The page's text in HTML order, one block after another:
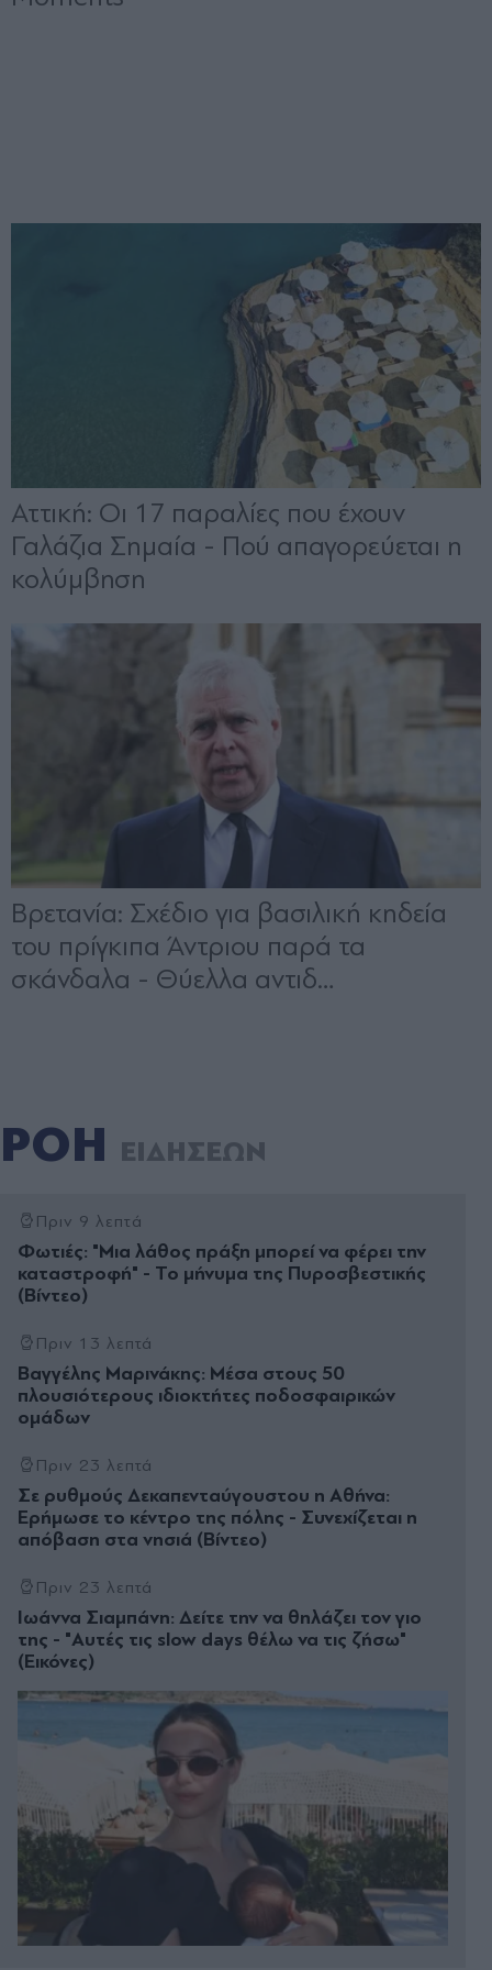
ΡΟΗ ΕΙΔΗΣΕΩΝ
Πριν 9 λεπτά
Φωτιές: "Μια λάθος πράξη μπορεί να φέρει την
καταστροφή" - Το μήνυμα της Πυροσβεστικής
(Βίντεο)
Πριν 13 λεπτά
Βαγγέλης Μαρινάκης: Μέσα στους 50
πλουσιότερους ιδιοκτήτες ποδοσφαιρικών
ομάδων
Πριν 23 λεπτά
Σε ρυθμούς Δεκαπενταύγουστου η Αθήνα:
Ερήμωσε το κέντρο της πόλης - Συνεχίζεται η
απόβαση στα νησιά (Βίντεο)
Πριν 23 λεπτά
Ιωάννα Σιαμπάνη: Δείτε την να θηλάζει τον γιο
της - "Αυτές τις slow days θέλω να τις ζήσω"
(Εικόνες)